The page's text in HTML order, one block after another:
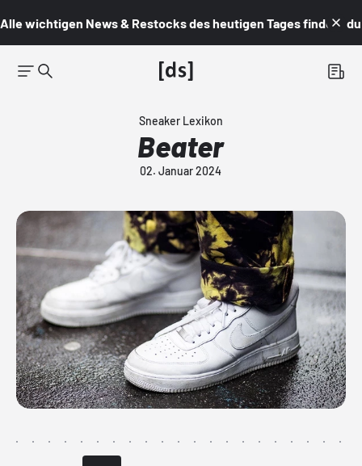
Alle wichtigen News & Restocks des heutigen Tages findest du
Sneaker Lexikon
Beater
02. Januar 2024